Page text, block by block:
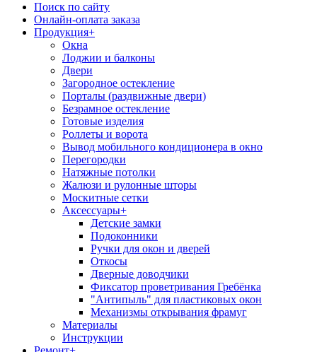
Поиск по сайту
Онлайн-оплата заказа
Продукция+
Окна
Лоджии и балконы
Двери
Загородное остекление
Порталы (раздвижные двери)
Безрамное остекление
Готовые изделия
Роллеты и ворота
Вывод мобильного кондиционера в окно
Перегородки
Натяжные потолки
Жалюзи и рулонные шторы
Москитные сетки
Аксессуары+
Детские замки
Подоконники
Ручки для окон и дверей
Откосы
Дверные доводчики
Фиксатор проветривания Гребёнка
"Антипыль" для пластиковых окон
Механизмы открывания фрамуг
Материалы
Инструкции